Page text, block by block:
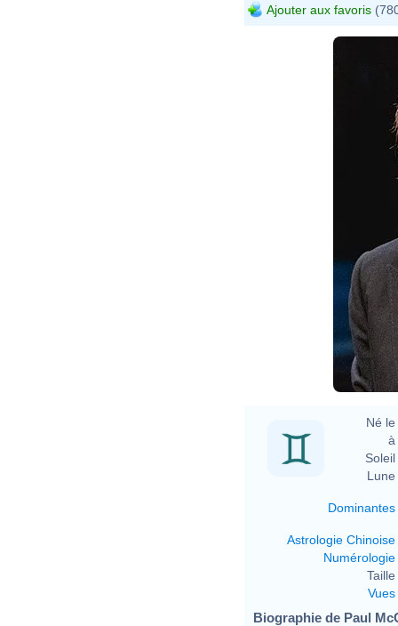
Ajouter aux favoris
Né le
à
Soleil
Lune
Dominantes
Astrologie Chinoise
Numérologie
Taille
Vues
Biographie de Paul